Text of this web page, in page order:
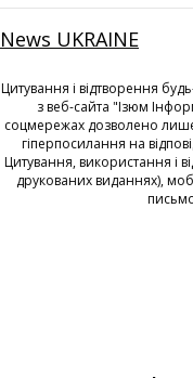
News UKRAINE
Цитування і відтворення
з веб-сайта "Ізюм
соцмережах дозволено
гіперпосилання на
Цитування, використання і
друкованих виданнях),